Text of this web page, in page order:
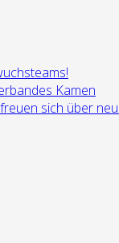
Kamen
sich über